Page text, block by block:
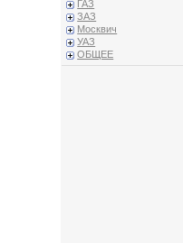
ГАЗ
ЗАЗ
Москвич
УАЗ
ОБЩЕЕ